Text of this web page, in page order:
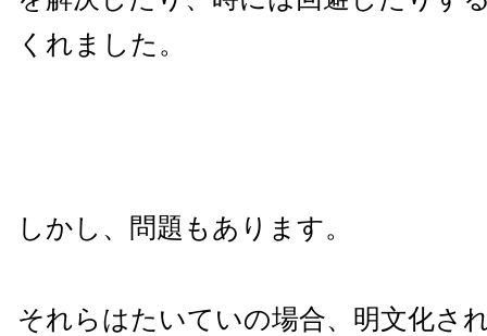
くれました。
しかし、問題もあります。
それらはたいていの場合、明文化さ